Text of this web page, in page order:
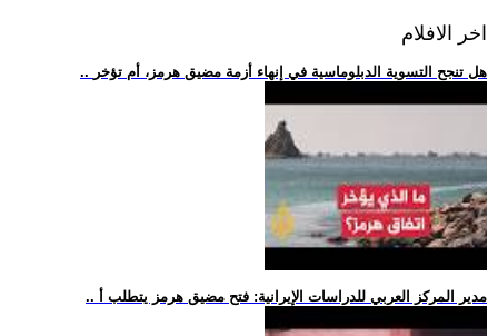
اخر الافلام
.. هل تنجح التسوية الدبلوماسية في إنهاء أزمة مضيق هرمز، أم تؤخر
.. مدير المركز العربي للدراسات الإيرانية: فتح مضيق هرمز يتطلب أ